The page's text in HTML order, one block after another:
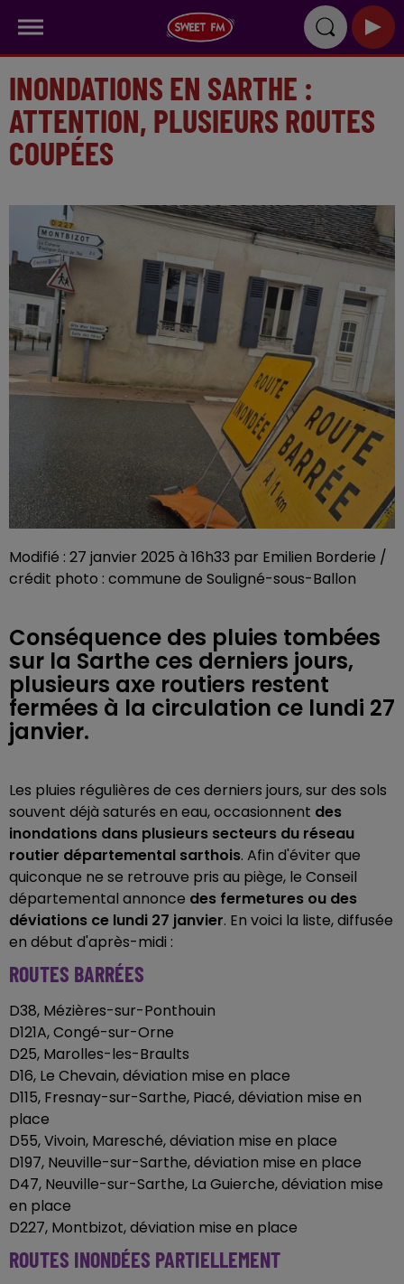
INONDATIONS EN SARTHE :
ATTENTION, PLUSIEURS ROUTES
COUPÉES
Modifié : 27 janvier 2025 à 16h33 par Emilien Borderie /
crédit photo : commune de Souligné-sous-Ballon
Conséquence des pluies tombées
sur la Sarthe ces derniers jours,
plusieurs axe routiers restent
fermées à la circulation ce lundi 27
janvier.
Les pluies régulières de ces derniers jours, sur des sols
souvent déjà saturés en eau, occasionnent des
inondations dans plusieurs secteurs du réseau
routier départemental sarthois. Afin d'éviter que
quiconque ne se retrouve pris au piège, le Conseil
départemental annonce des fermetures ou des
déviations ce lundi 27 janvier. En voici la liste, diffusée
en début d'après-midi :
ROUTES BARRÉES
D38, Mézières-sur-Ponthouin
D121A, Congé-sur-Orne
D25, Marolles-les-Braults
D16, Le Chevain, déviation mise en place
D115, Fresnay-sur-Sarthe, Piacé, déviation mise en
place
D55, Vivoin, Maresché, déviation mise en place
D197, Neuville-sur-Sarthe, déviation mise en place
D47, Neuville-sur-Sarthe, La Guierche, déviation mise
en place
D227, Montbizot, déviation mise en place
ROUTES INONDÉES PARTIELLEMENT